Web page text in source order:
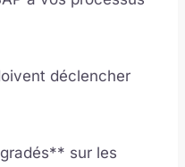
déclencher
sur les